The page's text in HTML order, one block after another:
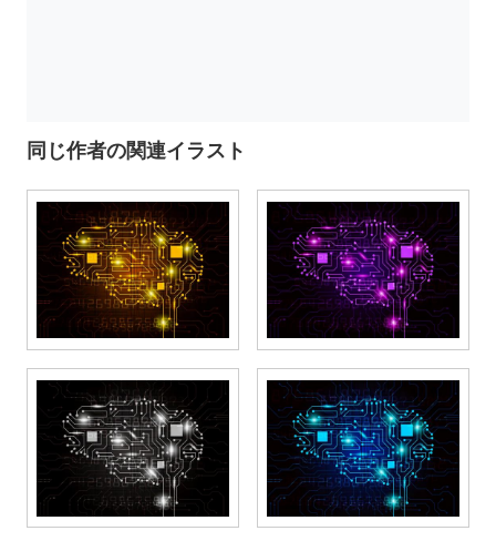
同じ作者の関連イラスト